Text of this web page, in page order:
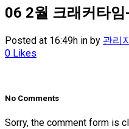
06 2월 크래커타
Posted at 16:49h in by 관리
0 Likes
No Comments
Sorry, the comment form is